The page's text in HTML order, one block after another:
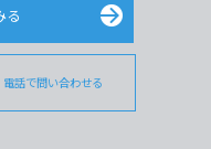
る
電話で問い合わせる